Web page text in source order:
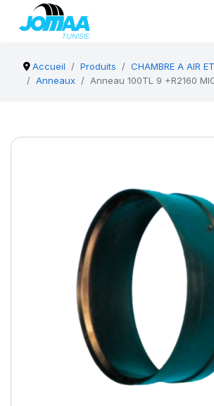
Accueil Produits
CHAMBRE A AIR
Anneaux
Anneau 100TL 9 +R2160